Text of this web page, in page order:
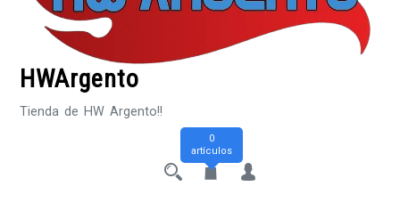
HWArgento
Tienda de HW Argento!!
0
artículos